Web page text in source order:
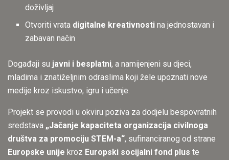
doživljaj
Otvoriti vrata digitalne kreativnosti na jednostavan i
zabavan način
Događaji su javni i besplatni, a namijenjeni su djeci,
mladima i znatiželjnim odraslima koji žele upoznati nove
medije kroz iskustvo, igru i učenje.
Projekt se provodi u okviru poziva za dodjelu bespovratnih
sredstava „Jačanje kapaciteta organizacija civilnoga
društva za promociju STEM-a“, sufinanciranog od strane
Europske unije kroz Europski socijalni fond plus te